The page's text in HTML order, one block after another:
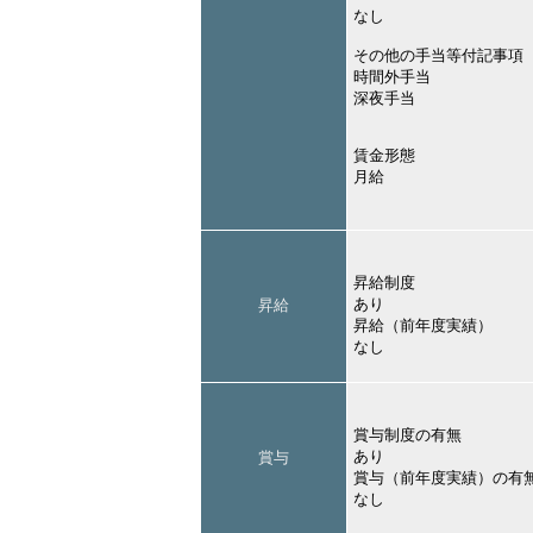
なし
その他の手当等付記事項
時間外手当
深夜手当
賃金形態
月給
昇給
昇給制度
あり
昇給（前年度実績）
なし
賞与
賞与制度の有無
あり
賞与（前年度実績）の有
なし